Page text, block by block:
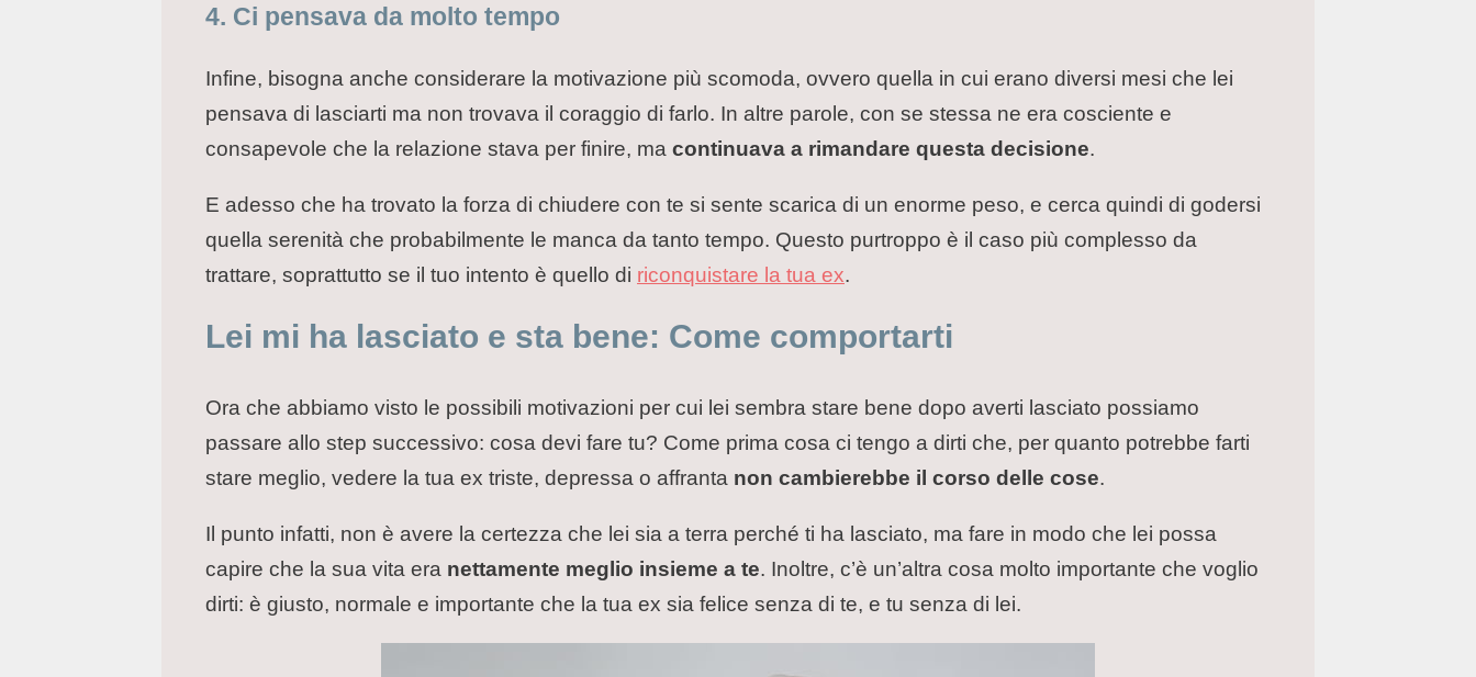
4. Ci pensava da molto tempo
Infine, bisogna anche considerare la motivazione più scomoda, ovvero quella in cui erano diversi mesi che lei
pensava di lasciarti ma non trovava il coraggio di farlo. In altre parole, con se stessa ne era cosciente e
consapevole che la relazione stava per finire, ma continuava a rimandare questa decisione.
E adesso che ha trovato la forza di chiudere con te si sente scarica di un enorme peso, e cerca quindi di godersi
quella serenità che probabilmente le manca da tanto tempo. Questo purtroppo è il caso più complesso da
trattare, soprattutto se il tuo intento è quello di riconquistare la tua ex.
Lei mi ha lasciato e sta bene: Come comportarti
Ora che abbiamo visto le possibili motivazioni per cui lei sembra stare bene dopo averti lasciato possiamo
passare allo step successivo: cosa devi fare tu? Come prima cosa ci tengo a dirti che, per quanto potrebbe farti
stare meglio, vedere la tua ex triste, depressa o affranta non cambierebbe il corso delle cose.
Il punto infatti, non è avere la certezza che lei sia a terra perché ti ha lasciato, ma fare in modo che lei possa
capire che la sua vita era nettamente meglio insieme a te. Inoltre, c’è un’altra cosa molto importante che voglio
dirti: è giusto, normale e importante che la tua ex sia felice senza di te, e tu senza di lei.